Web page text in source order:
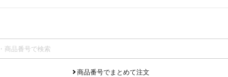
商品番号でまとめて注文